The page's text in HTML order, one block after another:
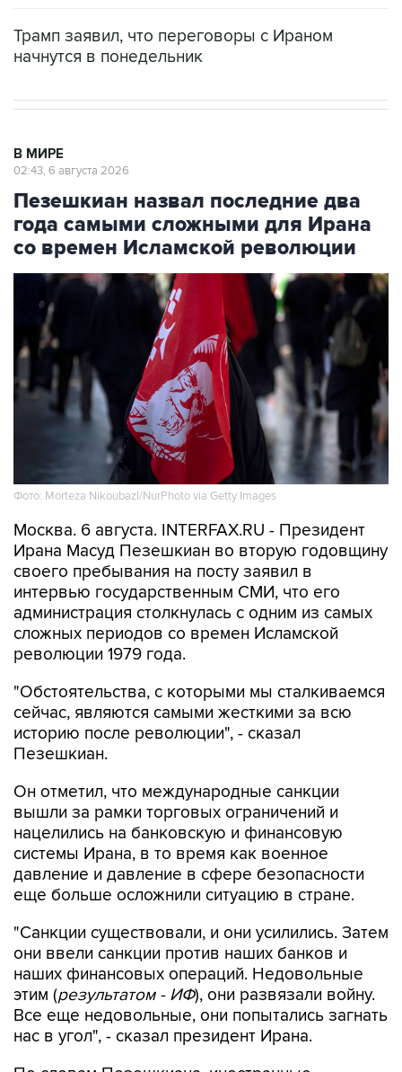
Трамп заявил, что переговоры с Ираном
начнутся в понедельник
В МИРЕ
02:43, 6 августа 2026
Пезешкиан назвал последние два
года самыми сложными для Ирана
со времен Исламской революции
Фото: Morteza Nikoubazl/NurPhoto via Getty Images
Москва. 6 августа. INTERFAX.RU - Президент
Ирана Масуд Пезешкиан во вторую годовщину
своего пребывания на посту заявил в
интервью государственным СМИ, что его
администрация столкнулась с одним из самых
сложных периодов со времен Исламской
революции 1979 года.
"Обстоятельства, с которыми мы сталкиваемся
сейчас, являются самыми жесткими за всю
историю после революции", - сказал
Пезешкиан.
Он отметил, что международные санкции
вышли за рамки торговых ограничений и
нацелились на банковскую и финансовую
системы Ирана, в то время как военное
давление и давление в сфере безопасности
еще больше осложнили ситуацию в стране.
"Санкции существовали, и они усилились. Затем
они ввели санкции против наших банков и
наших финансовых операций. Недовольные
этим (результатом - ИФ), они развязали войну.
Все еще недовольные, они попытались загнать
нас в угол", - сказал президент Ирана.